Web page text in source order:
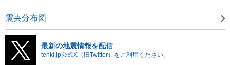
震央分布図
最新の地震情報を配信
tenki.jp公式X（旧Twitter）をご利用ください。